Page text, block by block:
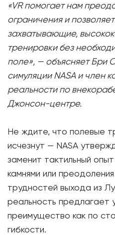
«VR помогает нам
ограничения и
захватывающие,
тренировки без
поле», — объясняет Бри
симуляции NASA и член
реальности по
Джонсон-центре.
Не ждите, что полевые
исчезнут — NASA
заменит тактильный
камнями или
трудностей выхода из
реальность предлагает
преимущество как по
гибкости.